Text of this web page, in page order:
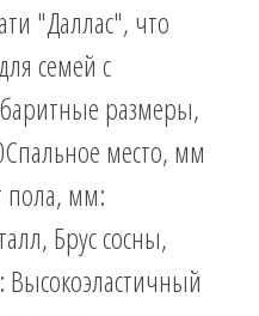
"Даллас", что
семей с
размеры,
место, мм
пола, мм:
Брус сосны,